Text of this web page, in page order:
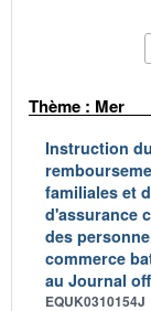
Thème : Mer
Instruction
familiales et
d'assurance
des
commerce
au Journal
EQUK0310154J